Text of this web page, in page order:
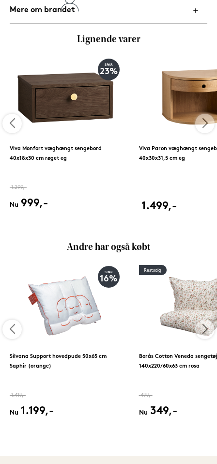
Mere om brandet
Lignende varer
SPAR
23%
Viva Monfort væghængt sengebord
40x18x30 cm røget eg
1.299,-
Nu 999,-
Viva Paron væghængt
40x30x31,5 cm eg
1.499,-
Andre har også købt
SPAR
16%
Silvana Support hovedpude 50x65 cm
Saphir (orange)
1.419,-
Nu 1.199,-
Restsalg
Borås Cotton Veneda sengetøj
140x220/60x63 cm rosa
499,-
Nu 349,-